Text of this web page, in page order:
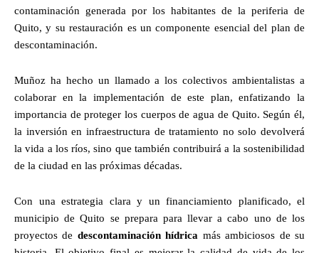
contaminación generada por los habitantes de la periferia de
Quito, y su restauración es un componente esencial del plan de
descontaminación.
Muñoz ha hecho un llamado a los colectivos ambientalistas a
colaborar en la implementación de este plan, enfatizando la
importancia de proteger los cuerpos de agua de Quito. Según él,
la inversión en infraestructura de tratamiento no solo devolverá
la vida a los ríos, sino que también contribuirá a la sostenibilidad
de la ciudad en las próximas décadas.
Con una estrategia clara y un financiamiento planificado, el
municipio de Quito se prepara para llevar a cabo uno de los
proyectos de descontaminación hídrica más ambiciosos de su